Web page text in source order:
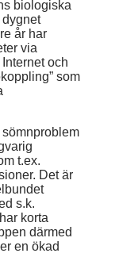
biologiska
dygnet
år har
via
och
som
t.ex.
Det är
s.k.
korta
därmed
en ökad